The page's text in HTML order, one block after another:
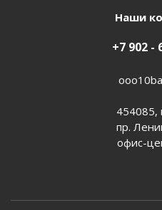
Наши
+7 902 -
454085,
пр.
офис-